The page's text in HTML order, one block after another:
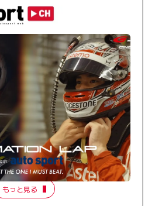
る。小林利徠斗 × 野村勇斗
Produced by auto sport】
Episode 2
もっと見る